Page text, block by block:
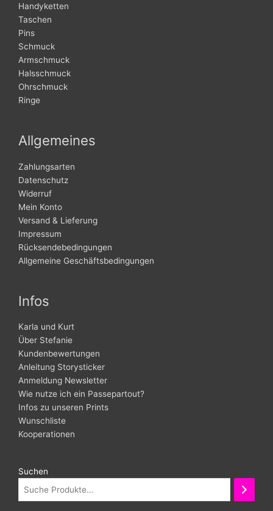
Handyketten
Taschen
Pins
Schmuck
Armschmuck
Halsschmuck
Ohrschmuck
Ringe
Allgemeines
Zahlungsarten
Datenschutz
Widerruf
Mein Konto
Versand & Lieferung
Impressum
Rücksendebedingungen
Allgemeine Geschäftsbedingungen
Infos
Karla und Kurt
Über Stefanie
Kundenbewertungen
Anleitung Storysticker
Anmeldung Newsletter
Wie nutze ich ein Passepartout?
Infos zu unseren Prints
Wunschliste
Kooperationen
Suchen